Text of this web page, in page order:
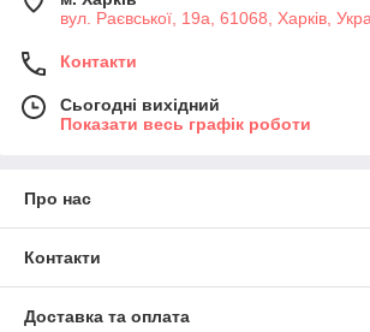
вул. Раєвської, 19а, 61068, Харків,
Контакти
Сьогодні вихідний
Показати весь графік роботи
Про нас
Контакти
Доставка та оплата